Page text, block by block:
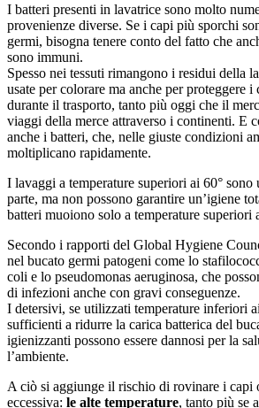
I batteri presenti in lavatrice sono molto
provenienze diverse. Se i capi più sporchi
germi, bisogna tenere conto del fatto che
sono immuni.
Spesso nei tessuti rimangono i residui della
usate per colorare ma anche per proteggere
durante il trasporto, tanto più oggi che il
viaggi della merce attraverso i continenti. E
anche i batteri, che, nelle giuste condizioni
moltiplicano rapidamente.
I lavaggi a temperature superiori ai 60°
parte, ma non possono garantire un’igiene
batteri muoiono solo a temperature superiori
Secondo i rapporti del Global Hygiene
nel bucato germi patogeni come lo
coli e lo pseudomonas aeruginosa, che
di infezioni anche con gravi conseguenze.
I detersivi, se utilizzati temperature inferiori
sufficienti a ridurre la carica batterica del
igienizzanti possono essere dannosi per la
l’ambiente.
A ciò si aggiunge il rischio di rovinare i capi
eccessiva: le alte temperature, tanto più se